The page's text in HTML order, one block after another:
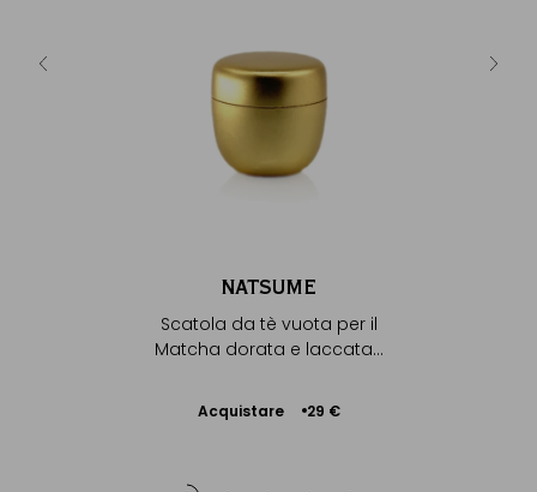
NATSUME
Scatola da tè vuota per il
Matcha dorata e laccata...
Acquistare 29 €
Aggiungere